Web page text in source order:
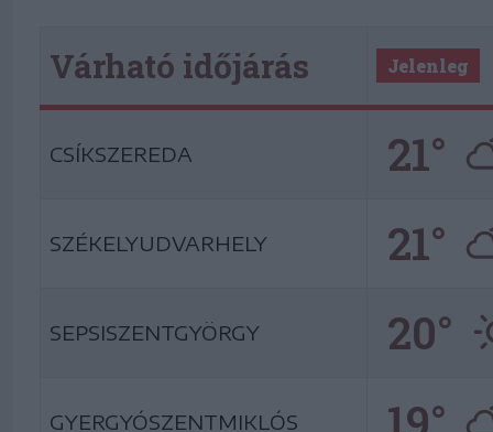
Várható időjárás Jelenleg
CSÍKSZEREDA 21°
SZÉKELYUDVARHELY 21°
SEPSISZENTGYÖRGY 20°
GYERGYÓSZENTMIKLÓS